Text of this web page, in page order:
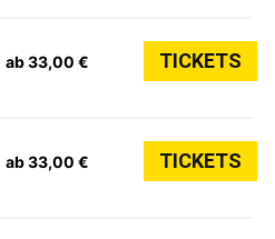
ab 33,00 € TICKETS
ab 33,00 € TICKETS